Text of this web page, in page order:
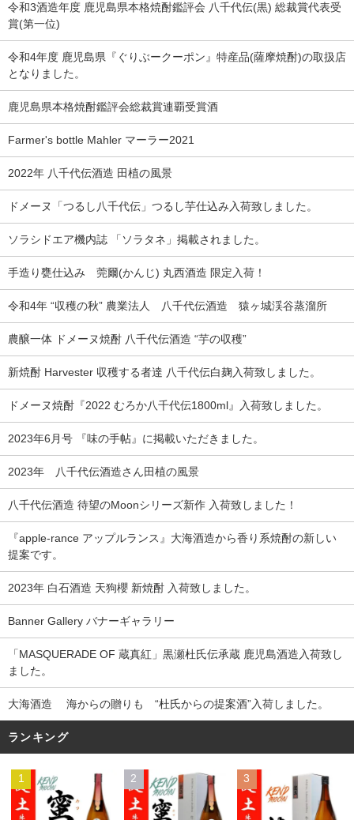
令和3酒造年度 鹿児島県本格焼酎鑑評会 八千代伝(黒) 総裁賞代表受
賞(第一位)
令和4年度 鹿児島県『ぐりぶークーポン』特産品(薩摩焼酎)の取扱店
となりました。
鹿児島県本格焼酎鑑評会総裁賞連覇受賞酒
Farmer's bottle Mahler マーラー2021
2022年 八千代伝酒造 田植の風景
ドメーヌ「つるし八千代伝」つるし芋仕込み入荷致しました。
ソラシドエア機内誌 「ソラタネ」掲載されました。
手造り甕仕込み 莞爾(かんじ) 丸西酒造 限定入荷！
令和4年 “収穫の秋” 農業法人 八千代伝酒造 猿ヶ城渓谷蒸溜所
農醸一体 ドメーヌ焼酎 八千代伝酒造 “芋の収穫”
新焼酎 Harvester 収穫する者達 八千代伝白麹入荷致しました。
ドメーヌ焼酎『2022 むろか八千代伝1800ml』入荷致しました。
2023年6月号 『味の手帖』に掲載いただきました。
2023年 八千代伝酒造さん田植の風景
八千代伝酒造 待望のMoonシリーズ新作 入荷致しました！
『apple-rance アップルランス』大海酒造から香り系焼酎の新しい
提案です。
2023年 白石酒造 天狗櫻 新焼酎 入荷致しました。
Banner Gallery バナーギャラリー
「MASQUERADE OF 蔵真紅」黒瀬杜氏伝承蔵 鹿児島酒造入荷致し
ました。
大海酒造 海からの贈りも “杜氏からの提案酒”入荷しました。
ランキング
1 2 3